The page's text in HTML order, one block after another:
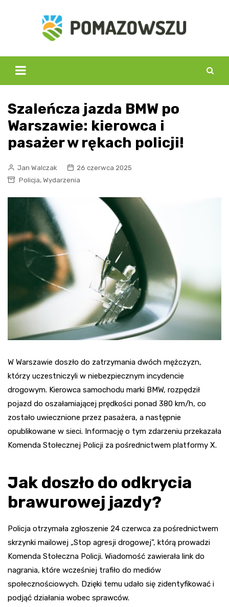
Szaleńcza jazda BMW po
Warszawie: kierowca i
pasażer w rękach policji!
Jan Walczak
26 czerwca 2025
Policja, Wydarzenia
W Warszawie doszło do zatrzymania dwóch mężczyzn,
którzy uczestniczyli w niebezpiecznym incydencie
drogowym. Kierowca samochodu marki BMW, rozpędził
pojazd do oszałamiającej prędkości ponad 380 km/h, co
zostało uwiecznione przez pasażera, a następnie
opublikowane w sieci. Informację o tym zdarzeniu przekazała
Komenda Stołecznej Policji za pośrednictwem platformy X.
Jak doszło do odkrycia
brawurowej jazdy?
Policja otrzymała zgłoszenie 24 czerwca za pośrednictwem
skrzynki mailowej „Stop agresji drogowej”, którą prowadzi
Komenda Stołeczna Policji. Wiadomość zawierała link do
nagrania, które wcześniej trafiło do mediów
społecznościowych. Dzięki temu udało się zidentyfikować i
podjąć działania wobec sprawców.